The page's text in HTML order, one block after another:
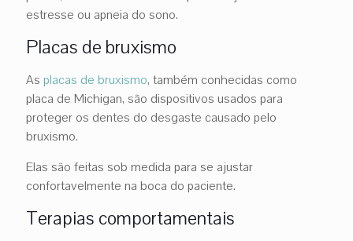
estresse ou apneia do sono.
Placas de bruxismo
As placas de bruxismo, também conhecidas como
placa de Michigan, são dispositivos usados para
proteger os dentes do desgaste causado pelo
bruxismo.
Elas são feitas sob medida para se ajustar
confortavelmente na boca do paciente.
Terapias comportamentais